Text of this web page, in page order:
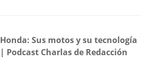
Honda: Sus motos y su tecnología
| Podcast Charlas de Redacción